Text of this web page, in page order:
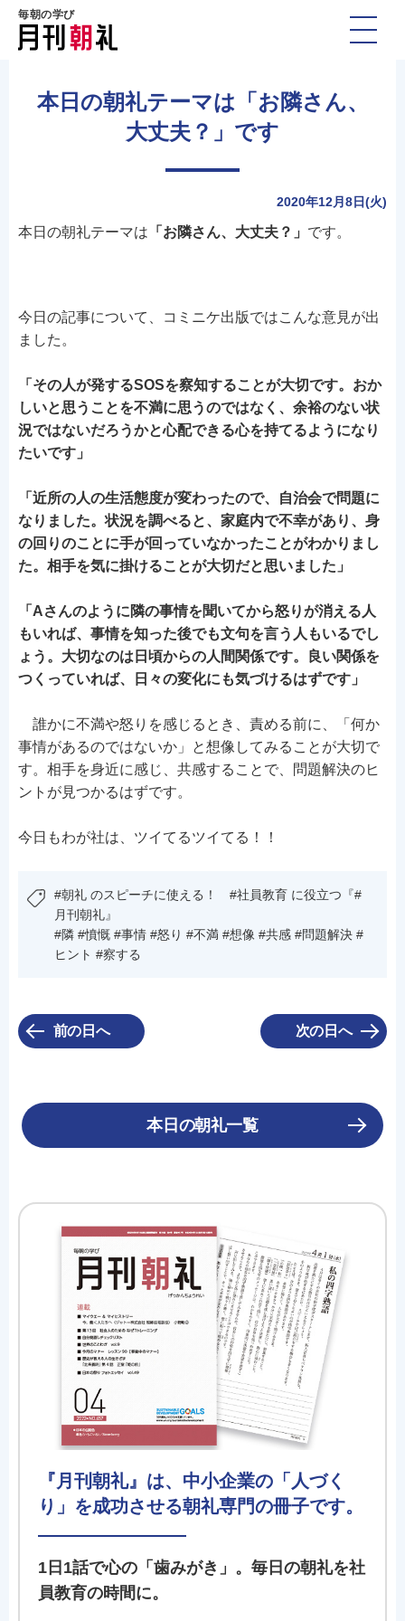
毎朝の学び
本日の朝礼テーマは「お隣さん、
大丈夫？」です
2020年12月8日(火)
本日の朝礼テーマは 「お隣さん、大丈夫？」 です。
今日の記事について、コミニケ出版ではこんな意見が出
ました。
「その人が発するSOSを察知することが大切です。おか
しいと思うことを不満に思うのではなく、余裕のない状
況ではないだろうかと心配できる心を持てるようになり
たいです」
「近所の人の生活態度が変わったので、自治会で問題に
なりました。状況を調べると、家庭内で不幸があり、身
の回りのことに手が回っていなかったことがわかりまし
た。相手を気に掛けることが大切だと思いました」
「Aさんのように隣の事情を聞いてから怒りが消える人
もいれば、事情を知った後でも文句を言う人もいるでし
ょう。大切なのは日頃からの人間関係です。良い関係を
つくっていれば、日々の変化にも気づけるはずです」
誰かに不満や怒りを感じるとき、責める前に、「何か
事情があるのではないか」と想像してみることが大切で
す。相手を身近に感じ、共感することで、問題解決のヒ
ントが見つかるはずです。
今日もわが社は、ツイてるツイてる！！
#朝礼 のスピーチに使える！ #社員教育 に役立つ『#
月刊朝礼』
#隣 #憤慨 #事情 #怒り #不満 #想像 #共感 #問題解決 #
ヒント #察する
前の日へ 次の日へ
本日の朝礼一覧
『月刊朝礼』は、中小企業の「人づく
り」を成功させる朝礼専門の冊子です。
1日1話で心の「歯みがき」。毎日の朝礼を社
員教育の時間に。